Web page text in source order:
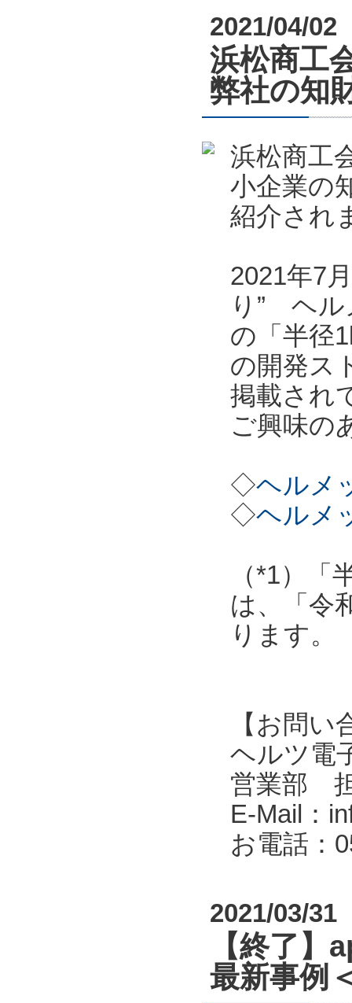
2021/04/02
浜松商工
弊社の知
浜松商工
小企業の
紹介され
2021年7
り” ヘル
の「半径
の開発ス
掲載され
ご興味の
◇ヘルメ
◇ヘルメ
（*1）
は、「令
ります。
【お問い
ヘルツ電
営業部
E-Mail：
お電話：
2021/03/31
【終了
最新事例